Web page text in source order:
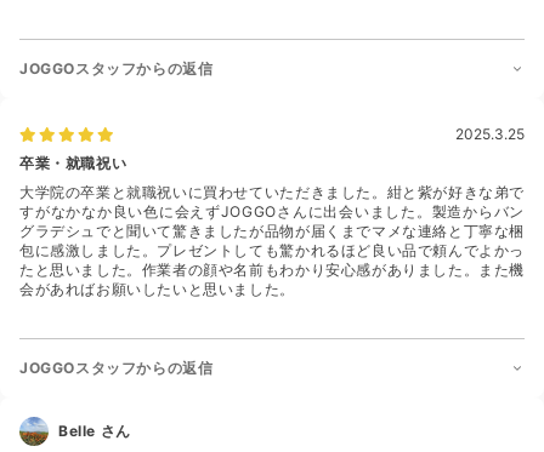
JOGGOスタッフからの返信
2025.3.25
卒業・就職祝い
大学院の卒業と就職祝いに買わせていただきました。紺と紫が好きな弟で
すがなかなか良い色に会えずJOGGOさんに出会いました。製造からバン
グラデシュでと聞いて驚きましたが品物が届くまでマメな連絡と丁寧な梱
包に感激しました。プレゼントしても驚かれるほど良い品で頼んでよかっ
たと思いました。作業者の顔や名前もわかり安心感がありました。また機
会があればお願いしたいと思いました。
JOGGOスタッフからの返信
Belle さん